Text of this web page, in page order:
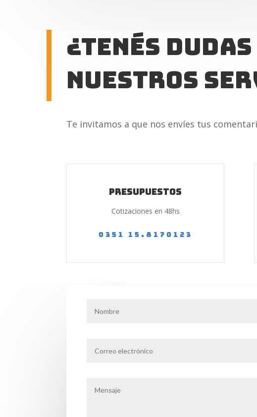
¿Tenés
nuestros
Te invitamos a que nos envíes tus
Presupuestos
Cotizaciones en 48hs
0351 15.8170123